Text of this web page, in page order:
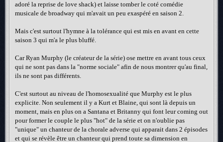
adoré la reprise de love shack) et laisse tomber le coté comédie
musicale de broadway qui m'avait un peu exaspéré en saison 2.
Mais c'est surtout l'hymne à la tolérance qui est mis en avant en cette
saison 3 qui m'a le plus bluffé.
Car Ryan Murphy (le créateur de la série) ose mettre en avant tous ceux
qui ne sont pas dans la "norme sociale" afin de nous montrer qu'au final,
ils ne sont pas différents.
C'est surtout au niveau de l'homosexualité que Murphy est le plus
explicite. Non seulement il y a Kurt et Blaine, qui sont là depuis un
moment, mais en plus on a Santana et Britanny qui font leur coming out
pour former le couple le plus "hot" de la série et on n'oublie pas
"unique" un chanteur de la chorale adverse qui apparait dans 2 épisodes
et qui se révèle être un chanteur qui prend toute sa dimension en